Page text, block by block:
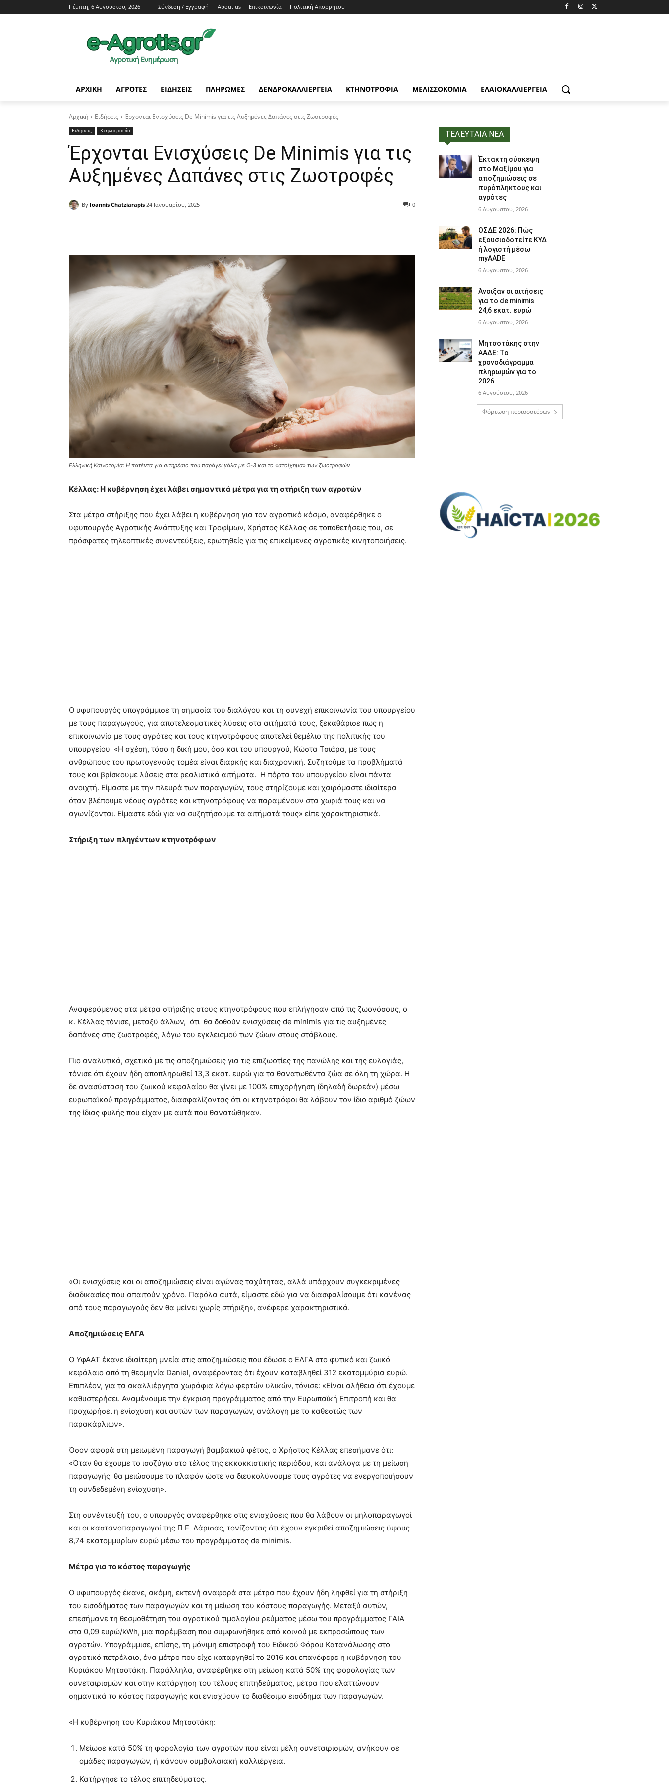
Πέμπτη, 6 Αυγούστου, 2026 Σύνδεση / Εγγραφή About us Επικοινωνία Πολιτική Απορρήτου
ΑΡΧΙΚΗ AΓΡΟΤΕΣ ΕΙΔΗΣΕΙΣ ΠΛΗΡΩΜΕΣ ΔΕΝΔΡΟΚΑΛΛΙΕΡΓΕΙΑ ΚΤΗΝΟΤΡΟΦΙΑ ΜΕΛΙΣΣΟΚΟΜΙΑ ΕΛΑΙΟΚΑΛΛΙΈΡΓΕΙΑ
Αρχική Ειδήσεις Έρχονται Ενισχύσεις De Minimis για τις Αυξημένες Δαπάνες στις Ζωοτροφές
Ειδήσεις Κτηνοτροφία
Έρχονται Ενισχύσεις De Minimis για τις
Αυξημένες Δαπάνες στις Ζωοτροφές
By Ioannis Chatziarapis 24 Ιανουαρίου, 2025 0
Ελληνική Καινοτομία: Η πατέντα για σιτηρέσιο που παράγει γάλα με Ω-3 και το «στοίχημα» των ζωοτροφών
Κέλλας: Η κυβέρνηση έχει λάβει σημαντικά μέτρα για τη στήριξη των αγροτών
Στα μέτρα στήριξης που έχει λάβει η κυβέρνηση για τον αγροτικό κόσμο, αναφέρθηκε ο
υφυπουργός Αγροτικής Ανάπτυξης και Τροφίμων, Χρήστος Κέλλας σε τοποθετήσεις του, σε
πρόσφατες τηλεοπτικές συνεντεύξεις, ερωτηθείς για τις επικείμενες αγροτικές κινητοποιήσεις.
Ο υφυπουργός υπογράμμισε τη σημασία του διαλόγου και τη συνεχή επικοινωνία του υπουργείου
με τους παραγωγούς, για αποτελεσματικές λύσεις στα αιτήματά τους, ξεκαθάρισε πως η
επικοινωνία με τους αγρότες και τους κτηνοτρόφους αποτελεί θεμέλιο της πολιτικής του
υπουργείου. «Η σχέση, τόσο η δική μου, όσο και του υπουργού, Κώστα Τσιάρα, με τους
ανθρώπους του πρωτογενούς τομέα είναι διαρκής και διαχρονική. Συζητούμε τα προβλήματά
τους και βρίσκουμε λύσεις στα ρεαλιστικά αιτήματα. Η πόρτα του υπουργείου είναι πάντα
ανοιχτή. Είμαστε με την πλευρά των παραγωγών, τους στηρίζουμε και χαιρόμαστε ιδιαίτερα
όταν βλέπουμε νέους αγρότες και κτηνοτρόφους να παραμένουν στα χωριά τους και να
αγωνίζονται. Είμαστε εδώ για να συζητήσουμε τα αιτήματά τους» είπε χαρακτηριστικά.
Στήριξη των πληγέντων κτηνοτρόφων
Αναφερόμενος στα μέτρα στήριξης στους κτηνοτρόφους που επλήγησαν από τις ζωονόσους, ο
κ. Κέλλας τόνισε, μεταξύ άλλων, ότι θα δοθούν ενισχύσεις de minimis για τις αυξημένες
δαπάνες στις ζωοτροφές, λόγω του εγκλεισμού των ζώων στους στάβλους.
Πιο αναλυτικά, σχετικά με τις αποζημιώσεις για τις επιζωοτίες της πανώλης και της ευλογιάς,
τόνισε ότι έχουν ήδη αποπληρωθεί 13,3 εκατ. ευρώ για τα θανατωθέντα ζώα σε όλη τη χώρα. Η
δε ανασύσταση του ζωικού κεφαλαίου θα γίνει με 100% επιχορήγηση (δηλαδή δωρεάν) μέσω
ευρωπαϊκού προγράμματος, διασφαλίζοντας ότι οι κτηνοτρόφοι θα λάβουν τον ίδιο αριθμό ζώων
της ίδιας φυλής που είχαν με αυτά που θανατώθηκαν.
«Οι ενισχύσεις και οι αποζημιώσεις είναι αγώνας ταχύτητας, αλλά υπάρχουν συγκεκριμένες
διαδικασίες που απαιτούν χρόνο. Παρόλα αυτά, είμαστε εδώ για να διασφαλίσουμε ότι κανένας
από τους παραγωγούς δεν θα μείνει χωρίς στήριξη», ανέφερε χαρακτηριστικά.
Αποζημιώσεις ΕΛΓΑ
Ο ΥφΑΑΤ έκανε ιδιαίτερη μνεία στις αποζημιώσεις που έδωσε ο ΕΛΓΑ στο φυτικό και ζωικό
κεφάλαιο από τη θεομηνία Daniel, αναφέροντας ότι έχουν καταβληθεί 312 εκατομμύρια ευρώ.
Επιπλέον, για τα ακαλλιέργητα χωράφια λόγω φερτών υλικών, τόνισε: «Είναι αλήθεια ότι έχουμε
καθυστερήσει. Αναμένουμε την έγκριση προγράμματος από την Ευρωπαϊκή Επιτροπή και θα
προχωρήσει η ενίσχυση και αυτών των παραγωγών, ανάλογη με το καθεστώς των
παρακάρλιων».
Όσον αφορά στη μειωμένη παραγωγή βαμβακιού φέτος, ο Χρήστος Κέλλας επεσήμανε ότι:
«Όταν θα έχουμε το ισοζύγιο στο τέλος της εκκοκκιστικής περιόδου, και ανάλογα με τη μείωση
παραγωγής, θα μειώσουμε το πλαφόν ώστε να διευκολύνουμε τους αγρότες να ενεργοποιήσουν
τη συνδεδεμένη ενίσχυση».
Στη συνέντευξή του, ο υπουργός αναφέρθηκε στις ενισχύσεις που θα λάβουν οι μηλοπαραγωγοί
και οι καστανοπαραγωγοί της Π.Ε. Λάρισας, τονίζοντας ότι έχουν εγκριθεί αποζημιώσεις ύψους
8,74 εκατομμυρίων ευρώ μέσω του προγράμματος de minimis.
Μέτρα για το κόστος παραγωγής
Ο υφυπουργός έκανε, ακόμη, εκτενή αναφορά στα μέτρα που έχουν ήδη ληφθεί για τη στήριξη
του εισοδήματος των παραγωγών και τη μείωση του κόστους παραγωγής. Μεταξύ αυτών,
επεσήμανε τη θεσμοθέτηση του αγροτικού τιμολογίου ρεύματος μέσω του προγράμματος ΓΑΙΑ
στα 0,09 ευρώ/kWh, μια παρέμβαση που συμφωνήθηκε από κοινού με εκπροσώπους των
αγροτών. Υπογράμμισε, επίσης, τη μόνιμη επιστροφή του Ειδικού Φόρου Κατανάλωσης στο
αγροτικό πετρέλαιο, ένα μέτρο που είχε καταργηθεί το 2016 και επανέφερε η κυβέρνηση του
Κυριάκου Μητσοτάκη. Παράλληλα, αναφέρθηκε στη μείωση κατά 50% της φορολογίας των
συνεταιρισμών και στην κατάργηση του τέλους επιτηδεύματος, μέτρα που ελαττώνουν
σημαντικά το κόστος παραγωγής και ενισχύουν το διαθέσιμο εισόδημα των παραγωγών.
«H κυβέρνηση του Κυριάκου Μητσοτάκη:
Μείωσε κατά 50% τη φορολογία των αγροτών που είναι μέλη συνεταιρισμών, ανήκουν σε
ομάδες παραγωγών, ή κάνουν συμβολαιακή καλλιέργεια.
Κατήργησε το τέλος επιτηδεύματος.
ΤΕΛΕΥΤΑΙΑ ΝΕΑ
Έκτακτη σύσκεψη
στο Μαξίμου για
αποζημιώσεις σε
πυρόπληκτους και
αγρότες
6 Αυγούστου, 2026
ΟΣΔΕ 2026: Πώς
εξουσιοδοτείτε ΚΥΔ
ή λογιστή μέσω
myAADE
6 Αυγούστου, 2026
Άνοιξαν οι αιτήσεις
για το de minimis
24,6 εκατ. ευρώ
6 Αυγούστου, 2026
Μητσοτάκης στην
ΑΑΔΕ: Το
χρονοδιάγραμμα
πληρωμών για το
2026
6 Αυγούστου, 2026
Φόρτωση περισσοτέρων